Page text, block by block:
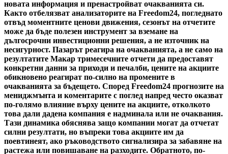
новата информация и пренастройват очакванията си.
Както отбелязват анализаторите на Freedom24, погледнато
отвъд моментните ценови движения, сезонът на отчетите
може да бъде полезен инструмент за вземане на
дългосрочни инвестиционни решения, а не източник на
несигурност. Пазарът реагира на очакванията, а не само на
резултатите Макар тримесечните отчети да предоставят
конкретни данни за приходи и печалби, цените на акциите
обикновено реагират по-силно на промените в
очакванията за бъдещето. Според Freedom24 прогнозите на
мениджмънта и коментарите с поглед напред често оказват
по-голямо влияние върху цените на акциите, отколкото
това дали дадена компания е надминала или не очаквания.
Тази динамика обяснява защо компании могат да отчетат
силни резултати, но въпреки това акциите им да
поевтинеят, ако ръководството сигнализира за забавяне на
растежа или повишаване на разходите. Обратното, по-